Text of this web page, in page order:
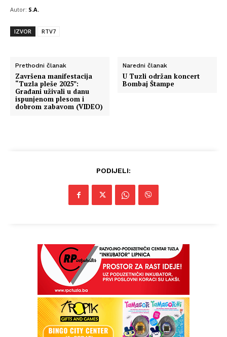
Autor: S.A.
IZVOR RTV7
Prethodni članak
Završena manifestacija
“Tuzla pleše 2025”:
Građani uživali u danu
ispunjenom plesom i
dobrom zabavom (VIDEO)
Naredni članak
U Tuzli održan koncert
Bombaj Štampe
PODIJELI: